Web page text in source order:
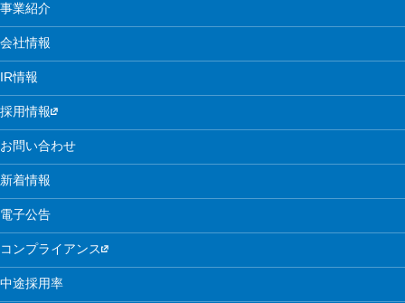
事業紹介
会社情報
IR情報
採用情報
お問い合わせ
新着情報
電子公告
コンプライアンス
中途採用率